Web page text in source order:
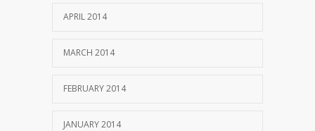
APRIL 2014
MARCH 2014
FEBRUARY 2014
JANUARY 2014